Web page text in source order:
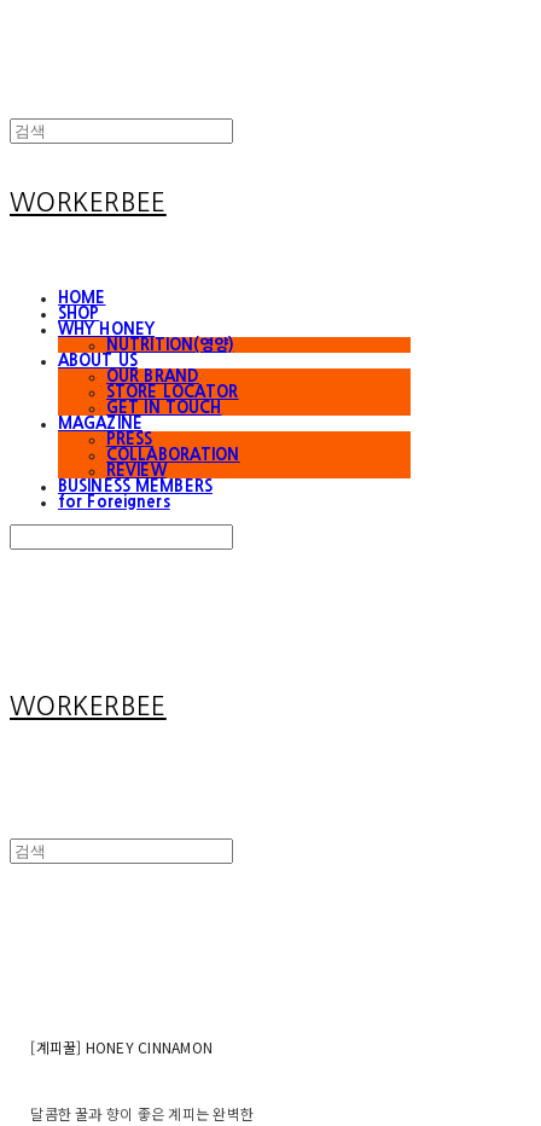
WORKERBEE
HOME
SHOP
WHY HONEY
NUTRITION(영양)
ABOUT US
OUR BRAND
STORE LOCATOR
GET IN TOUCH
MAGAZINE
PRESS
COLLABORATION
REVIEW
BUSINESS MEMBERS
for Foreigners
WORKERBEE
[계피꿀] HONEY CINNAMON
달콤한 꿀과 향이 좋은 계피는 완벽한